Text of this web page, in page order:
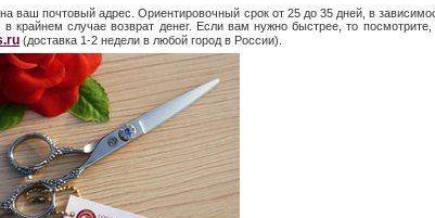
ваш почтовый адрес. Ориентировочный срок от 25 до 35 дней, в
крайнем случае возврат денег. Если вам нужно быстрее, то посмотрите,
(доставка 1-2 недели в любой город в России).